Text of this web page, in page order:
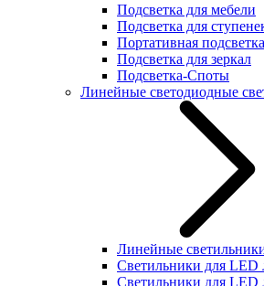
Подсветка для мебели
Подсветка для
Портативная подсветка
Подсветка для зеркал
Подсветка-Споты
Линейные светодиодные
Линейные
Светильники для
Светильники для